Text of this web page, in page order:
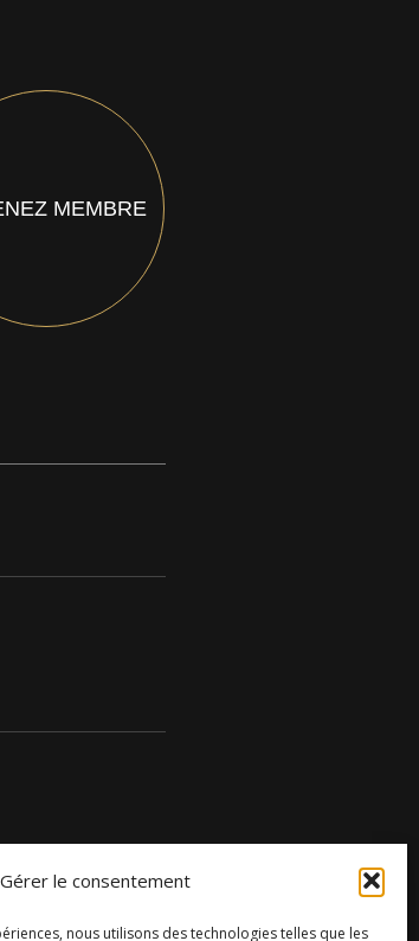
Gérer le consentement
nous utilisons des technologies telles que les
MEMBRE